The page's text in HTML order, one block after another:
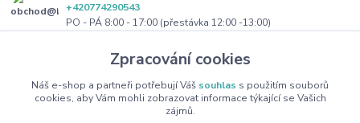
+420774290543
PO - PÁ 8:00 - 17:00 (přestávka 12:00 -13:00)
obchod@blanceta.czZpracování cookies
Náš e-shop a partneři potřebují Váš souhlas s použitím souborů
cookies, aby Vám mohli zobrazovat informace týkající se Vašich
zájmů.